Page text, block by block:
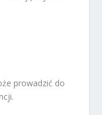
prowadzić do